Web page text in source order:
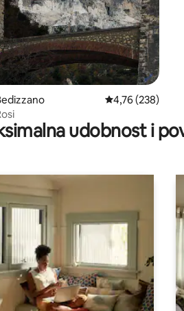
Prosječna
4,76 (238)
udobnost i